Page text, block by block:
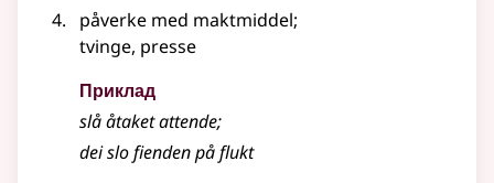
påverke med maktmiddel;
tvinge, presse
Приклад
slå åtaket attende;
dei slo fienden på flukt